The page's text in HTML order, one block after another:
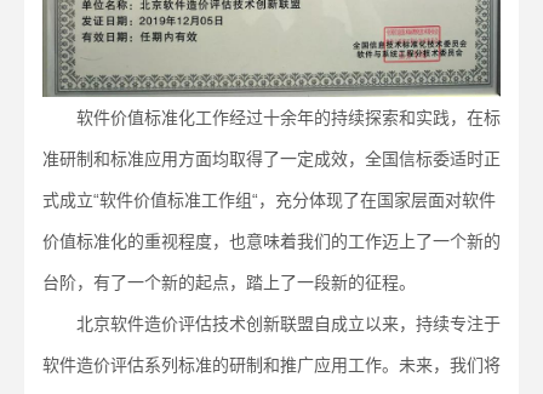
软件价值标准化工作经过十余年的持续探索和实践，在标
准研制和标准应用方面均取得了一定成效，全国信标委适时正
式成立“软件价值标准工作组“，充分体现了在国家层面对软件
价值标准化的重视程度，也意味着我们的工作迈上了一个新的
台阶，有了一个新的起点，踏上了一段新的征程。
北京软件造价评估技术创新联盟自成立以来，持续专注于
软件造价评估系列标准的研制和推广应用工作。未来，我们将